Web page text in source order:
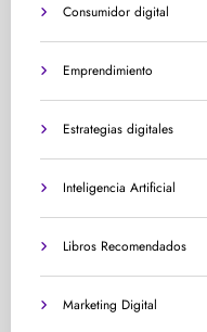
Consumidor digital
Emprendimiento
Estrategias digitales
Inteligencia Artificial
Libros Recomendados
Marketing Digital